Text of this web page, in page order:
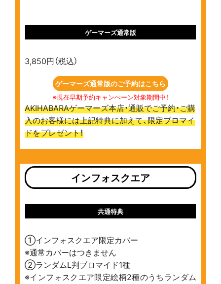
ゲーマーズ通常版
3,850円（税込）
ゲーマーズ通常版のご予約はこちら
※現在早期予約キャンぺーン対象期間中！
AKIHABARAゲーマーズ本店・通販でご予約・ご購
入のお客様には上記特典に加えて、限定ブロマイ
ドをプレゼント！
インフォスクエア
共通特典
①インフォスクエア限定カバー
※通常カバーはつきません
②ランダムL判ブロマイド1種
※インフォスクエア限定絵柄2種のうちランダム